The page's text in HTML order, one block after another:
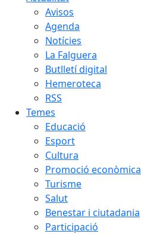
Avisos
Agenda
Notícies
La Falguera
Butlletí digital
Hemeroteca
RSS
Temes
Educació
Esport
Cultura
Promoció econòmica
Turisme
Salut
Benestar i ciutadania
Participació